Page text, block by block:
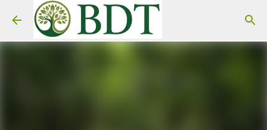
Pular para o conteúdo principal